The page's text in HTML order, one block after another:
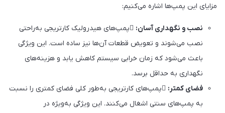
مزایای این پمپ‌ها اشاره می‌کنیم:
نصب و نگهداری آسان:
پمپ‌های هیدرولیک کارتریجی به‌راحتی
نصب می‌شوند و تعویض قطعات آن‌ها نیز ساده است. این ویژگی
باعث می‌شود که زمان خرابی سیستم کاهش یابد و هزینه‌های
نگهداری به حداقل برسد.
فضای کمتر:
پمپ‌های کارتریجی به‌طور کلی فضای کمتری را نسبت
به پمپ‌های سنتی اشغال می‌کنند. این ویژگی به‌ویژه در